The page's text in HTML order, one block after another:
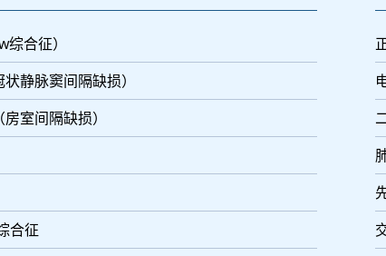
合征）
静脉窦间隔缺损）
室间隔缺损）
合征